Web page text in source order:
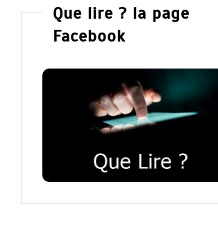
Que lire ? la page
Facebook